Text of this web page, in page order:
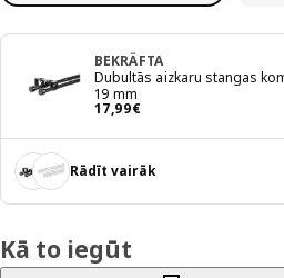
BEKRÄFTA
Dubultās aizkaru stangas
19 mm
17,99€
Cena 17,99€
Rādīt vairāk
Kā to iegūt